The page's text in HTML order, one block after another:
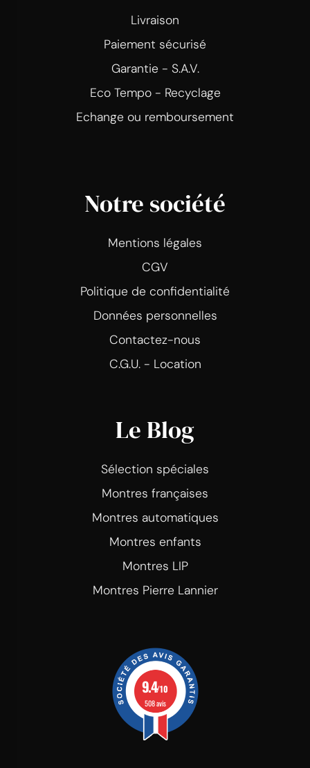
Livraison
Paiement sécurisé
Garantie - S.A.V.
Eco Tempo - Recyclage
Echange ou remboursement
Notre société
Mentions légales
CGV
Politique de confidentialité
Données personnelles
Contactez-nous
C.G.U. - Location
Le Blog
Sélection spéciales
Montres françaises
Montres automatiques
Montres enfants
Montres LIP
Montres Pierre Lannier
9.4/10
508 avis